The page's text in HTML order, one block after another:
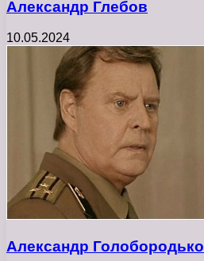
Александр Глебов
10.05.2024
Александр Голобородько